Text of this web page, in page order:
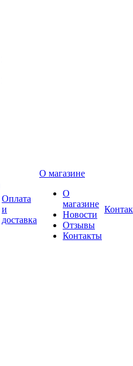
Оплата
и
доставка
О магазине
О
магазине
Новости
Отзывы
Контакты